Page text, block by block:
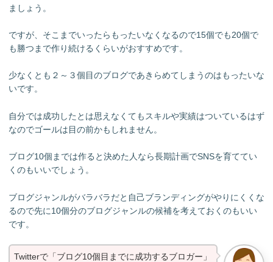
ましょう。
ですが、そこまでいったらもったいなくなるので15個でも20個で
も勝つまで作り続けるくらいがおすすめです。
少なくとも２～３個目のブログであきらめてしまうのはもったいな
いです。
自分では成功したとは思えなくてもスキルや実績はついているはず
なのでゴールは目の前かもしれません。
ブログ10個までは作ると決めた人なら長期計画でSNSを育ててい
くのもいいでしょう。
ブログジャンルがバラバラだと自己ブランディングがやりにくくな
るので先に10個分のブログジャンルの候補を考えておくのもいい
です。
Twitterで「ブログ10個目までに成功するブロガー」